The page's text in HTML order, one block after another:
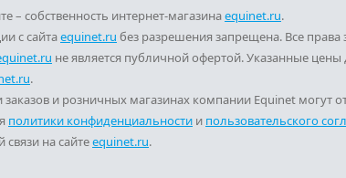
– собственность интернет-магазинаequinet.ru.
с сайтаequinet.ru без разрешения запрещена. Все
не является публичной офертой. Указанные
.
и розничных магазинах компании Equinet могут
политики конфиденциальности и пользовательского
на сайтеequinet.ru.